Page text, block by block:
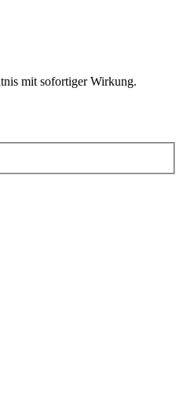
mit sofortiger Wirkung.